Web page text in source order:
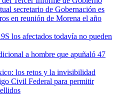
secretario de Gobernación es
en reunión de Morena el año
los afectados todavía no pueden
a hombre que apuñaló 47
los retos y la invisibilidad
Civil Federal para permitir